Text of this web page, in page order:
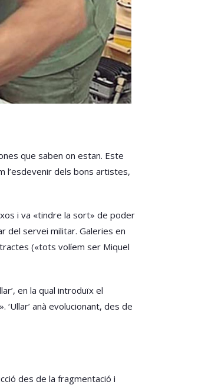
que saben on estan. Este
l’esdevenir dels bons artistes,
i va «tindre la sort» de poder
del servei militar. Galeries en
(«tots volíem ser Miquel
en la qual introduïx el
anà evolucionant, des de
des de la fragmentació i